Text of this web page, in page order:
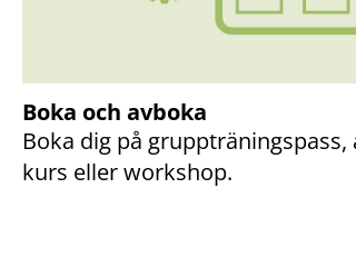
Boka och avboka
Boka dig på gruppträningspass,
kurs eller workshop.